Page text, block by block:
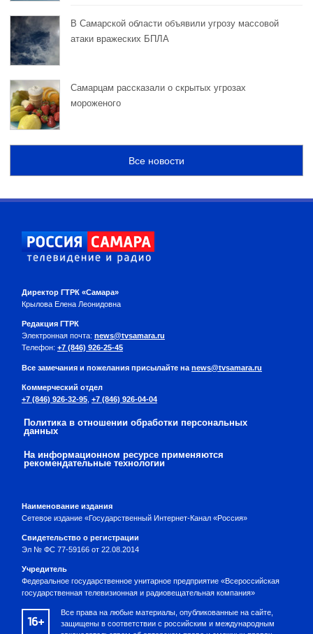
В Самарской области объявили угрозу массовой
атаки вражеских БПЛА
Самарцам рассказали о скрытых угрозах
мороженого
Все новости
Директор ГТРК «Самара»
Крылова Елена Леонидовна
Редакция ГТРК
Электронная почта: news@tvsamara.ru
Телефон: +7 (846) 926-25-45
Все замечания и пожелания присылайте на news@tvsamara.ru
Коммерческий отдел
+7 (846) 926-32-95 +7 (846) 926-04-04
Политика в отношении обработки персональных
данных
На информационном ресурсе применяются
рекомендательные технологии
Наименование издания
Сетевое издание «Государственный Интернет-Канал «Россия»
Свидетельство о регистрации
Эл № ФС 77-59166 от 22.08.2014
Учредитель
Федеральное государственное унитарное предприятие «Всероссийская
государственная телевизионная и радиовещательная компания»
16+
Все права на любые материалы, опубликованные на сайте,
защищены в соответствии с российским и международным